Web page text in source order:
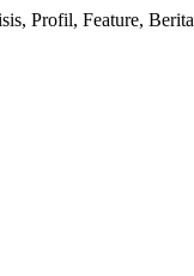
Profil, Feature,